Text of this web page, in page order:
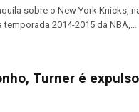
sobre o New York Knicks,
2014-2015 da NBA,…
Turner é